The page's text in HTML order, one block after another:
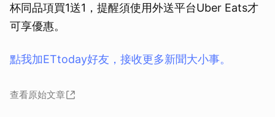
杯同品項買1送1，提醒須使用外送平台Uber Eats才
可享優惠。
點我加ETtoday好友，接收更多新聞大小事。
查看原始文章